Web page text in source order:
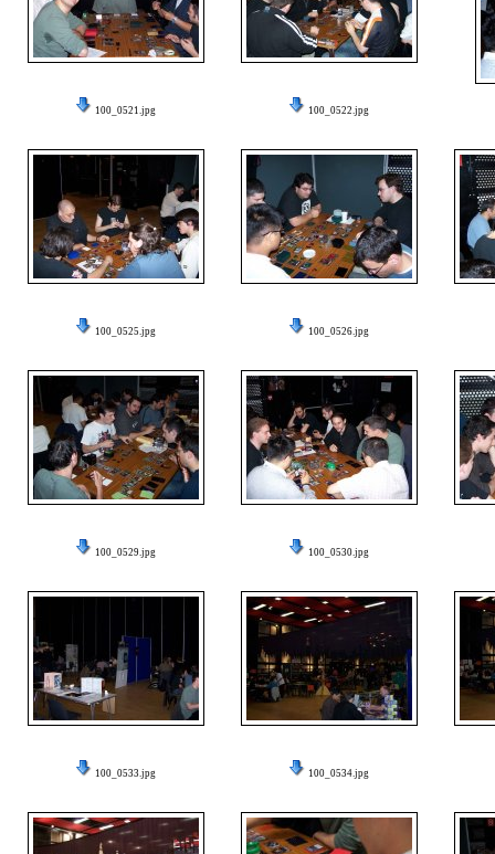
100_0521.jpg 100_0522.jpg
100_0525.jpg 100_0526.jpg
100_0529.jpg 100_0530.jpg
100_0533.jpg 100_0534.jpg